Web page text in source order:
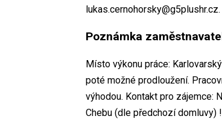
lukas.cernohorsky@g5plushr.cz.
Poznámka
Místo výkonu práce:
poté možné prodloužení.
výhodou. Kontakt pro zájemce:
Chebu (dle předchozí domluvy)